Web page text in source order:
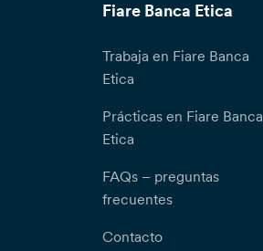
Fiare Banca Etica
Trabaja en Fiare Banca
Etica
Prácticas en Fiare Banca
Etica
FAQs – preguntas
frecuentes
Contacto